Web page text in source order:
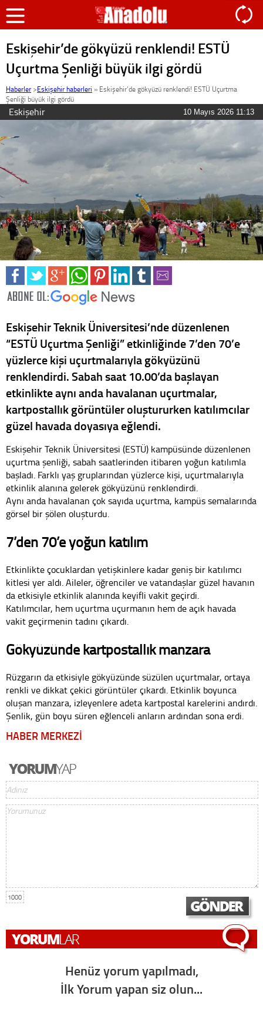
Eskişehir’de gökyüzü renklendi! ESTÜ
Uçurtma Şenliği büyük ilgi gördü
Haberler >Eskişehir haberleri » Eskişehir’de gökyüzü renklendi! ESTÜ Uçurtma
Şenliği büyük ilgi gördü
Eskişehir 10 Mayıs 2026 11:13
Eskişehir Teknik Üniversitesi’nde düzenlenen
“ESTÜ Uçurtma Şenliği” etkinliğinde 7’den 70’e
yüzlerce kişi uçurtmalarıyla gökyüzünü
renklendirdi. Sabah saat 10.00’da başlayan
etkinlikte aynı anda havalanan uçurtmalar,
kartpostallık görüntüler oluştururken katılımcılar
güzel havada doyasıya eğlendi.
Eskişehir Teknik Üniversitesi (ESTÜ) kampüsünde düzenlenen
uçurtma şenliği, sabah saatlerinden itibaren yoğun katılımla
başladı. Farklı yaş gruplarından yüzlerce kişi, uçurtmalarıyla
etkinlik alanına gelerek gökyüzünü renklendirdi.
Aynı anda havalanan çok sayıda uçurtma, kampüs semalarında
görsel bir şölen oluşturdu.
7’den 70’e yoğun katılım
Etkinlikte çocuklardan yetişkinlere kadar geniş bir katılımcı
kitlesi yer aldı. Aileler, öğrenciler ve vatandaşlar güzel havanın
da etkisiyle etkinlik alanında keyifli vakit geçirdi.
Katılımcılar, hem uçurtma uçurmanın hem de açık havada
vakit geçirmenin tadını çıkardı.
Gökyüzünde kartpostallık manzara
Rüzgarın da etkisiyle gökyüzünde süzülen uçurtmalar, ortaya
renkli ve dikkat çekici görüntüler çıkardı. Etkinlik boyunca
oluşan manzara, izleyenlere adeta kartpostal karelerini andırdı.
Şenlik, gün boyu süren eğlenceli anların ardından sona erdi.
HABER MERKEZİ
1000
Henüz yorum yapılmadı,
İlk Yorum yapan siz olun...